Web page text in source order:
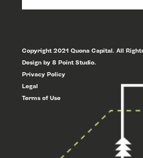
Copyright 2021 Quona Capital. All
Design by 8 Point Studio.
Privacy Policy
Legal
Terms of Use